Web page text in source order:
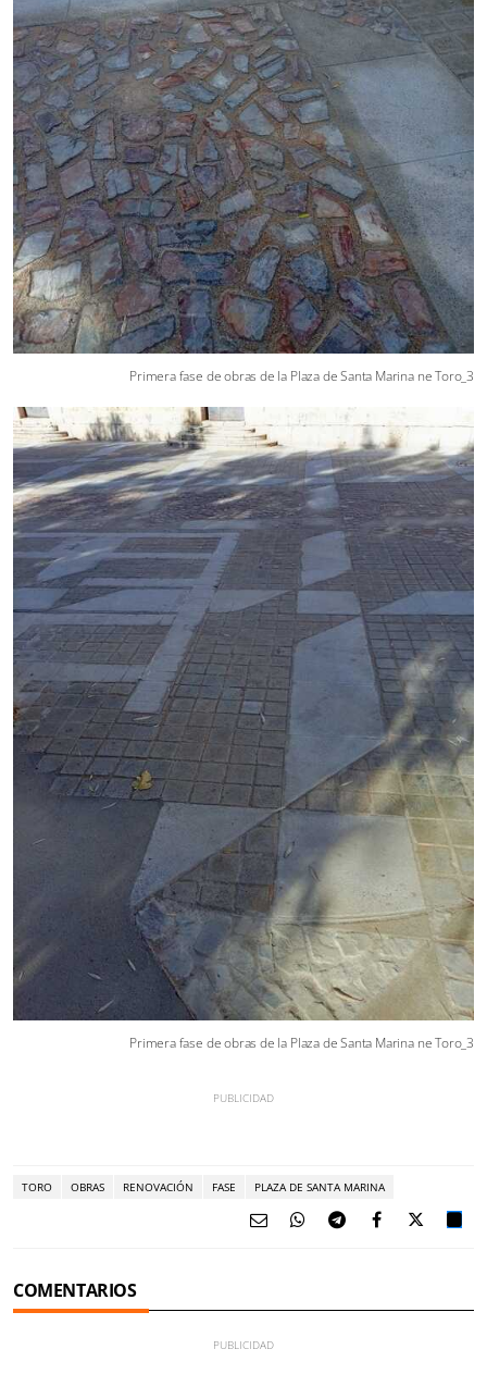
Primera fase de obras de la Plaza de Santa Marina ne Toro_3
Primera fase de obras de la Plaza de Santa Marina ne Toro_3
TORO OBRAS RENOVACIÓN FASE PLAZA DE SANTA MARINA
COMENTARIOS